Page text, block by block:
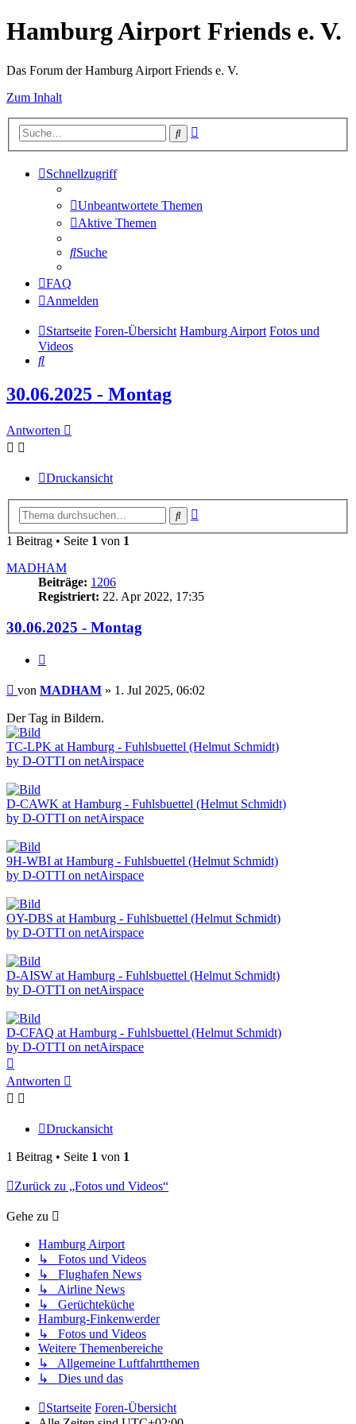
Hamburg Airport Friends e. V.
Das Forum der Hamburg Airport Friends e. V.
Zum Inhalt
Suche
Schnellzugriff
Unbeantwortete Themen
Aktive Themen
Suche
FAQ
Anmelden
Startseite Foren-Übersicht Hamburg Airport Fotos und
Videos
Suche
30.06.2025 - Montag
Antworten
Druckansicht
Suche
1 Beitrag • Seite 1 von 1
MADHAM
Beiträge: 1206
Registriert: 22. Apr 2022, 17:35
30.06.2025 - Montag
Beitrag
von MADHAM » 1. Jul 2025, 06:02
Der Tag in Bildern.
TC-LPK at Hamburg - Fuhlsbuettel (Helmut Schmidt)
by D-OTTI on netAirspace
D-CAWK at Hamburg - Fuhlsbuettel (Helmut Schmidt)
by D-OTTI on netAirspace
9H-WBI at Hamburg - Fuhlsbuettel (Helmut Schmidt)
by D-OTTI on netAirspace
OY-DBS at Hamburg - Fuhlsbuettel (Helmut Schmidt)
by D-OTTI on netAirspace
D-AISW at Hamburg - Fuhlsbuettel (Helmut Schmidt)
by D-OTTI on netAirspace
D-CFAQ at Hamburg - Fuhlsbuettel (Helmut Schmidt)
by D-OTTI on netAirspace
oben
Antworten
Druckansicht
1 Beitrag • Seite 1 von 1
Zurück zu „Fotos und Videos“
Gehe zu
Hamburg Airport
↳ Fotos und Videos
↳ Flughafen News
↳ Airline News
↳ Gerüchteküche
Hamburg-Finkenwerder
↳ Fotos und Videos
Weitere Themenbereiche
↳ Allgemeine Luftfahrtthemen
↳ Dies und das
Startseite Foren-Übersicht